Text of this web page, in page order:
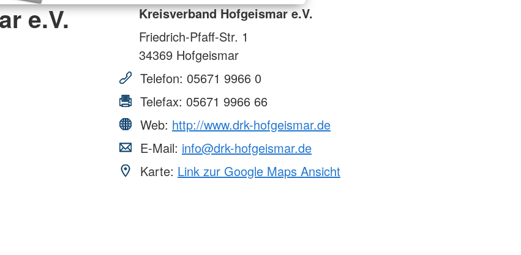
e.V.
Kreisverband Hofgeismar e.V.
Friedrich-Pfaff-Str. 1
34369 Hofgeismar
Telefon: 05671 9966 0
Telefax: 05671 9966 66
Web: http://www.drk-hofgeismar.de
E-Mail: info@drk-hofgeismar.de
Karte: Link zur Google Maps Ansicht